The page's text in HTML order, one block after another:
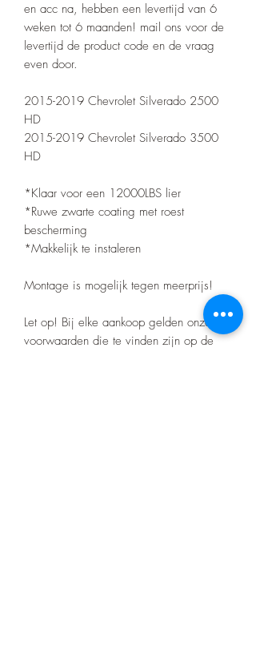
en acc na, hebben een levertijd van 6
weken tot 6 maanden! mail ons voor de
levertijd de product code en de vraag
even door.
2015-2019 Chevrolet Silverado 2500
HD
2015-2019 Chevrolet Silverado 3500
HD
*Klaar voor een 12000LBS lier
*Ruwe zwarte coating met roest
bescherming
*Makkelijk te instaleren
Montage is mogelijk tegen meerprijs!
Let op! Bij elke aankoop gelden onze
voorwaarden die te vinden zijn op de